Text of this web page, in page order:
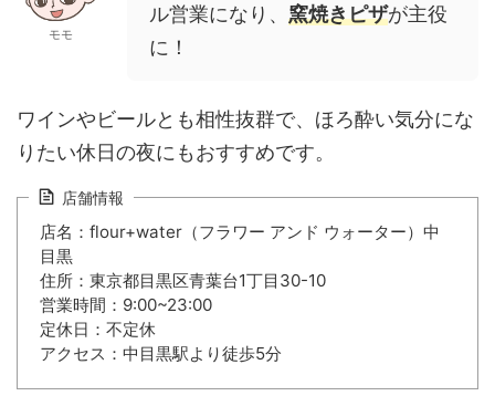
モモ
ル営業になり、 窯焼きピザが主役
に！
ワインやビールとも相性抜群で、ほろ酔い気分にな
りたい休日の夜にもおすすめです。
店舗情報
店名：flour+water（フラワー アンド ウォーター）中
目黒
住所：東京都目黒区青葉台1丁目30-10
営業時間：9:00~23:00
定休日：不定休
アクセス：中目黒駅より徒歩5分